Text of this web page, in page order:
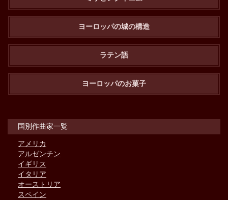
ヨーロッパの城の構造
ラテン語
ヨーロッパのお菓子
国別作曲家一覧
アメリカ
アルゼンチン
イギリス
イタリア
オーストリア
スペイン